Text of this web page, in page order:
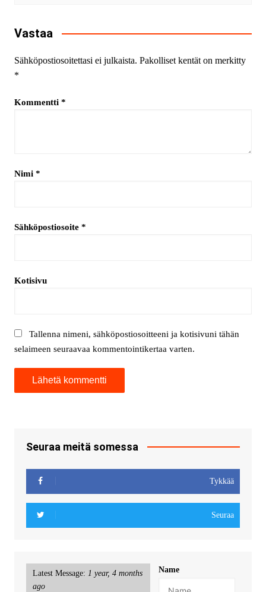
Vastaa
Sähköpostiosoitettasi ei julkaista. Pakolliset kentät on merkitty
*
Kommentti *
Nimi *
Sähköpostiosoite *
Kotisivu
Tallenna nimeni, sähköpostiosoitteeni ja kotisivuni tähän
selaimeen seuraavaa kommentointikertaa varten.
Seuraa meitä somessa
Tykkää
Seuraa
Latest Message: 1 year, 4 months
ago
Name